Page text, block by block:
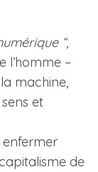
“,
l’homme –
machine,
et
de